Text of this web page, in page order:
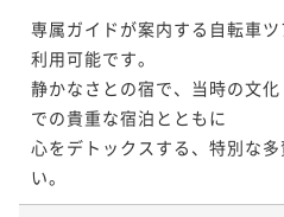
専属ガイドが案内する自転車
利用可能です。
静かなさとの宿で、当時の文
での貴重な宿泊とともに
心をデトックスする、特別な
い。